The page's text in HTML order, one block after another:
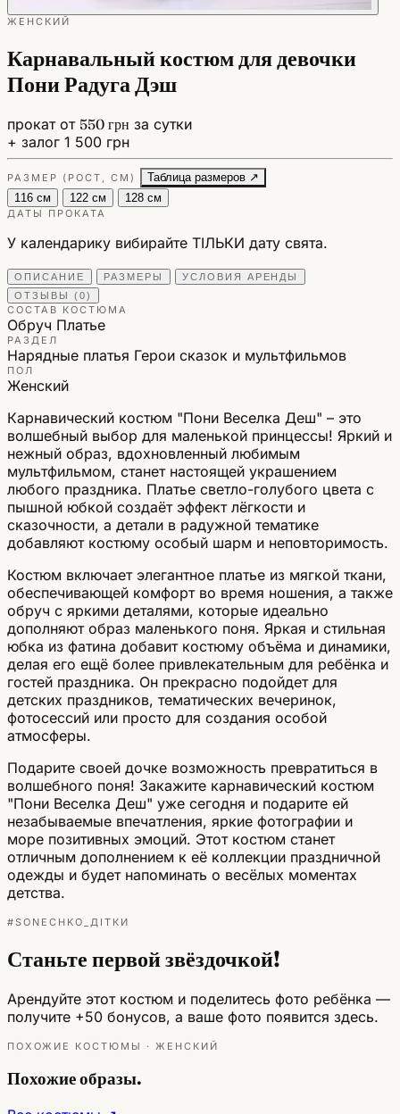
ЖЕНСКИЙ
Карнавальный костюм для девочки
Пони Радуга Дэш
прокат от 550 грн за сутки
+ залог 1 500 грн
РАЗМЕР (РОСТ, СМ)
Таблица размеров ↗
116 см
122 см 128 см
ДАТЫ ПРОКАТА
У календарику вибирайте ТІЛЬКИ дату свята.
ОПИСАНИЕ РАЗМЕРЫ
УСЛОВИЯ АРЕНДЫ
ОТЗЫВЫ (0)
СОСТАВ КОСТЮМА
Обруч Платье
РАЗДЕЛ
Нарядные платья Герои сказок и мультфильмов
ПОЛ
Женский
Карнавический костюм "Пони Веселка Деш" – это
волшебный выбор для маленькой принцессы! Яркий и
нежный образ, вдохновленный любимым
мультфильмом, станет настоящей украшением
любого праздника. Платье светло-голубого цвета с
пышной юбкой создаёт эффект лёгкости и
сказочности, а детали в радужной тематике
добавляют костюму особый шарм и неповторимость.
Костюм включает элегантное платье из мягкой ткани,
обеспечивающей комфорт во время ношения, а также
обруч с яркими деталями, которые идеально
дополняют образ маленького поня. Яркая и стильная
юбка из фатина добавит костюму объёма и динамики,
делая его ещё более привлекательным для ребёнка и
гостей праздника. Он прекрасно подойдет для
детских праздников, тематических вечеринок,
фотосессий или просто для создания особой
атмосферы.
Подарите своей дочке возможность превратиться в
волшебного поня! Закажите карнавический костюм
"Пони Веселка Деш" уже сегодня и подарите ей
незабываемые впечатления, яркие фотографии и
море позитивных эмоций. Этот костюм станет
отличным дополнением к её коллекции праздничной
одежды и будет напоминать о весёлых моментах
детства.
#SONECHKO_ДІТКИ
Станьте первой звёздочкой!
Арендуйте этот костюм и поделитесь фото ребёнка —
получите +50 бонусов, а ваше фото появится здесь.
ПОХОЖИЕ КОСТЮМЫ · ЖЕНСКИЙ
Похожие образы.